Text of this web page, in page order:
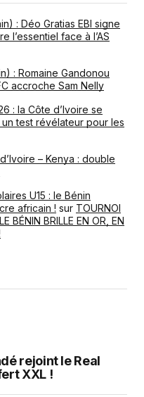
: Déo Gratias EBI signe
l’essentiel face à l’AS
: Romaine Gandonou
accroche Sam Nelly
: la Côte d’Ivoire se
test révélateur pour les
– Kenya : double
U15 : le Bénin
africain ! sur TOURNOI
BÉNIN BRILLE EN OR, EN
rejoint le Real
XXL !